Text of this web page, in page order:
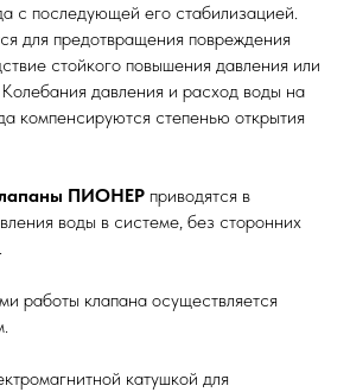
с последующей его стабилизацией.
для предотвращения повреждения
стойкого повышения давления или
давления и расход воды на
компенсируются степенью открытия
ПИОНЕР приводятся в
воды в системе, без сторонних
работы клапана осуществляется
катушкой для